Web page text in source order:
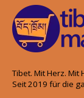
Tibet. Mit Herz. Mit
Seit 2019 für die